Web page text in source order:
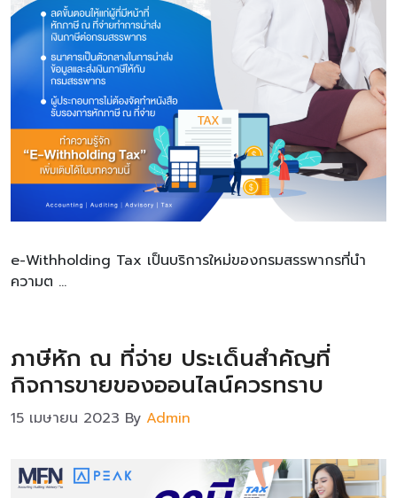
e-Withholding Tax เป็นบริการใหม่ของกรมสรรพากรที่นำ
ความต …
ภาษีหัก ณ ที่จ่าย ประเด็นสำคัญที่
กิจการขายของออนไลน์ควรทราบ
15 เมษายน 2023 By Admin